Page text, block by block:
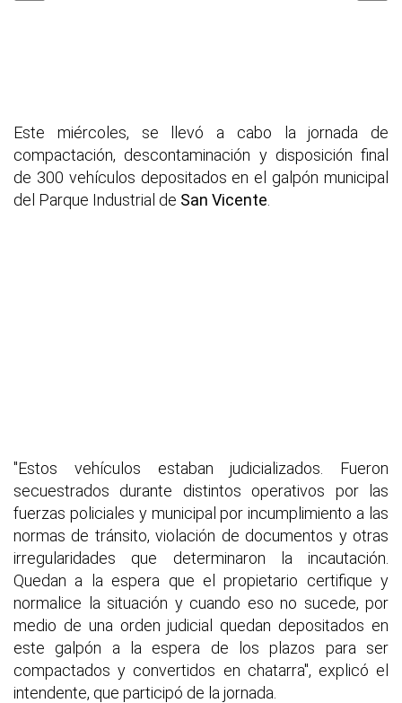
Este miércoles, se llevó a cabo la jornada de
compactación, descontaminación y disposición final
de 300 vehículos depositados en el galpón municipal
del Parque Industrial de San Vicente.
"Estos vehículos estaban judicializados. Fueron
secuestrados durante distintos operativos por las
fuerzas policiales y municipal por incumplimiento a las
normas de tránsito, violación de documentos y otras
irregularidades que determinaron la incautación.
Quedan a la espera que el propietario certifique y
normalice la situación y cuando eso no sucede, por
medio de una orden judicial quedan depositados en
este galpón a la espera de los plazos para ser
compactados y convertidos en chatarra", explicó el
intendente, que participó de la jornada.